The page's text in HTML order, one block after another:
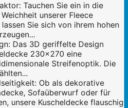
Tauchen Sie ein in die
unserer Fleece
Sie sich von ihrem hohen
Das 3D geriffelte Design
230x270 eine
Streifenoptik. Die
Ob als dekorative
Sofaüberwurf oder für
unsere Kuscheldecke flauschig